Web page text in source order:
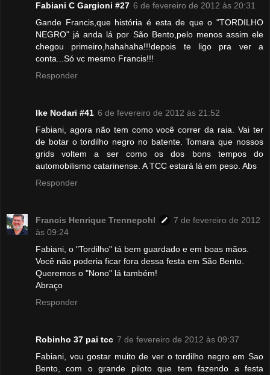
Fabiani C Gargioni #27 6 de fevereiro de 2012 às 20:31
Gande Francis,que história é esta de que o "TORDILHO
NEGRO" já anda lá por São Bento,pelo menos assim ele
chegou primeiro,hahahaha!!!depois te ligo pra ver a
conta...Só vc mesmo Francis!!!
Responder
Ike Nodari #41 6 de fevereiro de 2012 às 21:52
Fabiani, agora não tem como você correr da raia. Vai ter
de botar o tordilho negro no batente. Tomara que nossos
grids voltem a ser como os dos bons tempos do
automobilismo catarinense. A TCC estará lá em peso. Abs
Responder
Francis Henrique Trennepohl
7 de fevereiro de 2012
às 09:24
Fabiani, o "Tordilho" tá bem guardado e em boas mãos.
Você não poderia ficar fora dessa festa em São Bento.
Queremos o "Nono" lá também!
Abraço
Responder
Robinho 37 pai tcc 7 de fevereiro de 2012 às 09:37
Fabiani, vou gostar muito de ver o tordilho negro em Sao
Bento, com o grande piloto que tem fazendo a festa